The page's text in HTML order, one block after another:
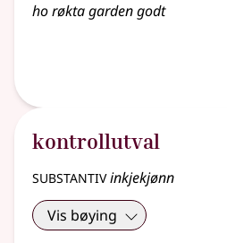
ho røkta garden godt
kontrollutval
substantivinkjekjønn
Vis bøying